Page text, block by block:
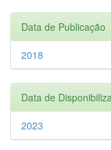
Data de Publicação
2018
Data de
2023